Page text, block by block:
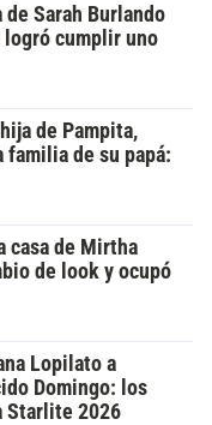
Sarah Burlando
logró cumplir uno
de Pampita,
familia de su papá:
casa de Mirtha
de look y ocupó
Lopilato a
Domingo: los
Starlite 2026